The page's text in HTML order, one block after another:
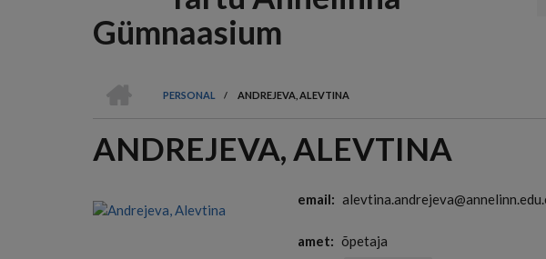
Gümnaasium
LEIVAPURU
PERSONAL
/ ANDREJEVA, ALEVTINA
ANDREJEVA, ALEVTINA
email
amet
õpetaja